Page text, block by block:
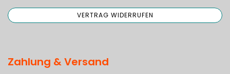
Zahlung & Versand